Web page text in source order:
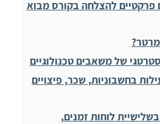
פרקטיים להצלחה בקורס מבוא
של משאבים טכנולוגיים
בחשבוניות, שכר, פיצויים
בשלישיית לוחות זמנים,